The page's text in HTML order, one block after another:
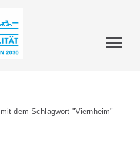
dem Schlagwort "Viernheim"